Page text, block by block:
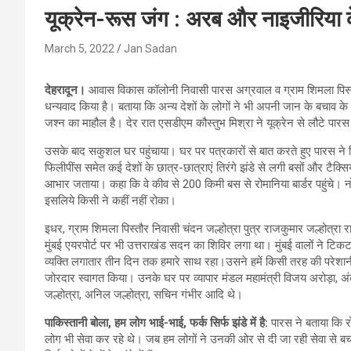
यूक्रेन-रूस जंग : अरब और नाइजीरिया के
March 5, 2022 Jan Sadan
देहरादून। आवास विकास कॉलोनी निवासी पारस अग्रवाल व ग्राम शिमला
धन्यवाद किया है। बताया कि अन्य देशों के लोगों ने भी अपनी जान के बचाव
जश्न का माहौल है। देर रात एसडीएम कौस्तुभ मिश्रा ने यूक्रेन से लौटे पारस
उसके बाद सकुशल घर पहुंचाया। घर पर पत्रकारों से बात करते हुए पारस ने
फिलीपींस समेत कई देशों के छात्र-छात्राएं तिरंगे झंडे से लगी बसों और
आभार जताया। कहा कि वे कीव से 200 किमी बस से रोमानिया बार्डर
इसलिये किसी ने कहीं नहीं रोका।
इधर, ग्राम शिमला पिस्तौर निवासी चंदन जल्होत्रा पुत्र राजकुमार
मुंबई एयरपोर्ट पर भी उत्तराखंड सदन का शिविर लगा था। मुंबई वालों ने
व्यक्ति लगातार तीन दिन तक हमारे साथ रहा।उसने हमें किसी तरह की
जोरदार स्वागत किया। उनके घर पर व्यापार मंडल महामंत्री विजय अरोड़ा,
जल्होत्रा, अनिल जल्होत्रा, सचिन गंभीर आदि थे।
पाकिस्तानी बोला, हम लोग भाई-भाई, फर्क सिर्फ झंडे में है:पारस ने बताया
लोग भी सेवा कर रहे थे। जब हम लोगों ने उनकी ओर से दी जा रही सेवा से